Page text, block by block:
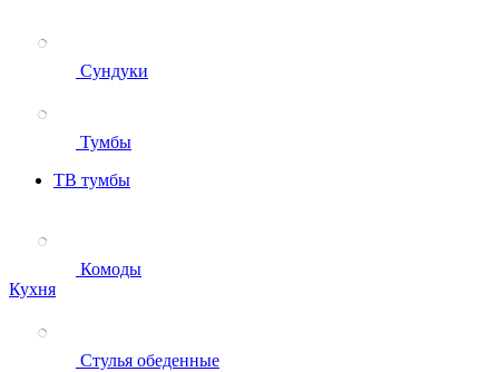
Сундуки
Тумбы
ТВ тумбы
Комоды
Кухня
Стулья обеденные